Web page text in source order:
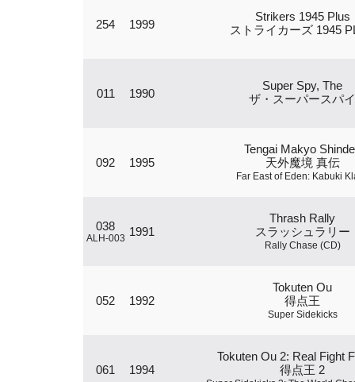
254 1999
Strikers 1945 Plus
ストライカーズ 1945
011 1990
Super Spy, The
ザ・スーパースパイ
092 1995
Tengai Makyo
天外魔境 真伝
Far East of Eden: Kabuki
038
ALH-003 1991
Thrash Rally
スラッシュラリー
Rally Chase (CD)
052 1992
Tokuten Ou
得点王
Super Sidekicks
061 1994
Tokuten Ou 2: Real Fight
得点王 2